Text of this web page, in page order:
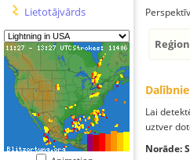
Lietotājvārds
Lai
uztver
Norāde: